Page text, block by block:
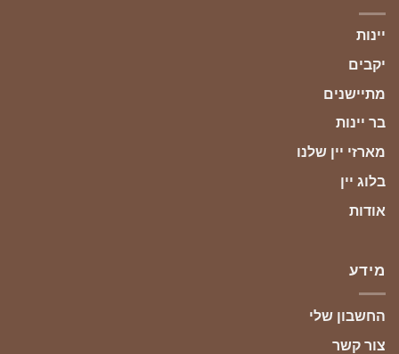
יינות
יקבים
מתיישנים
בר יינות
מארזי יין שלנו
בלוג יין
אודות
מידע
החשבון שלי
צור קשר